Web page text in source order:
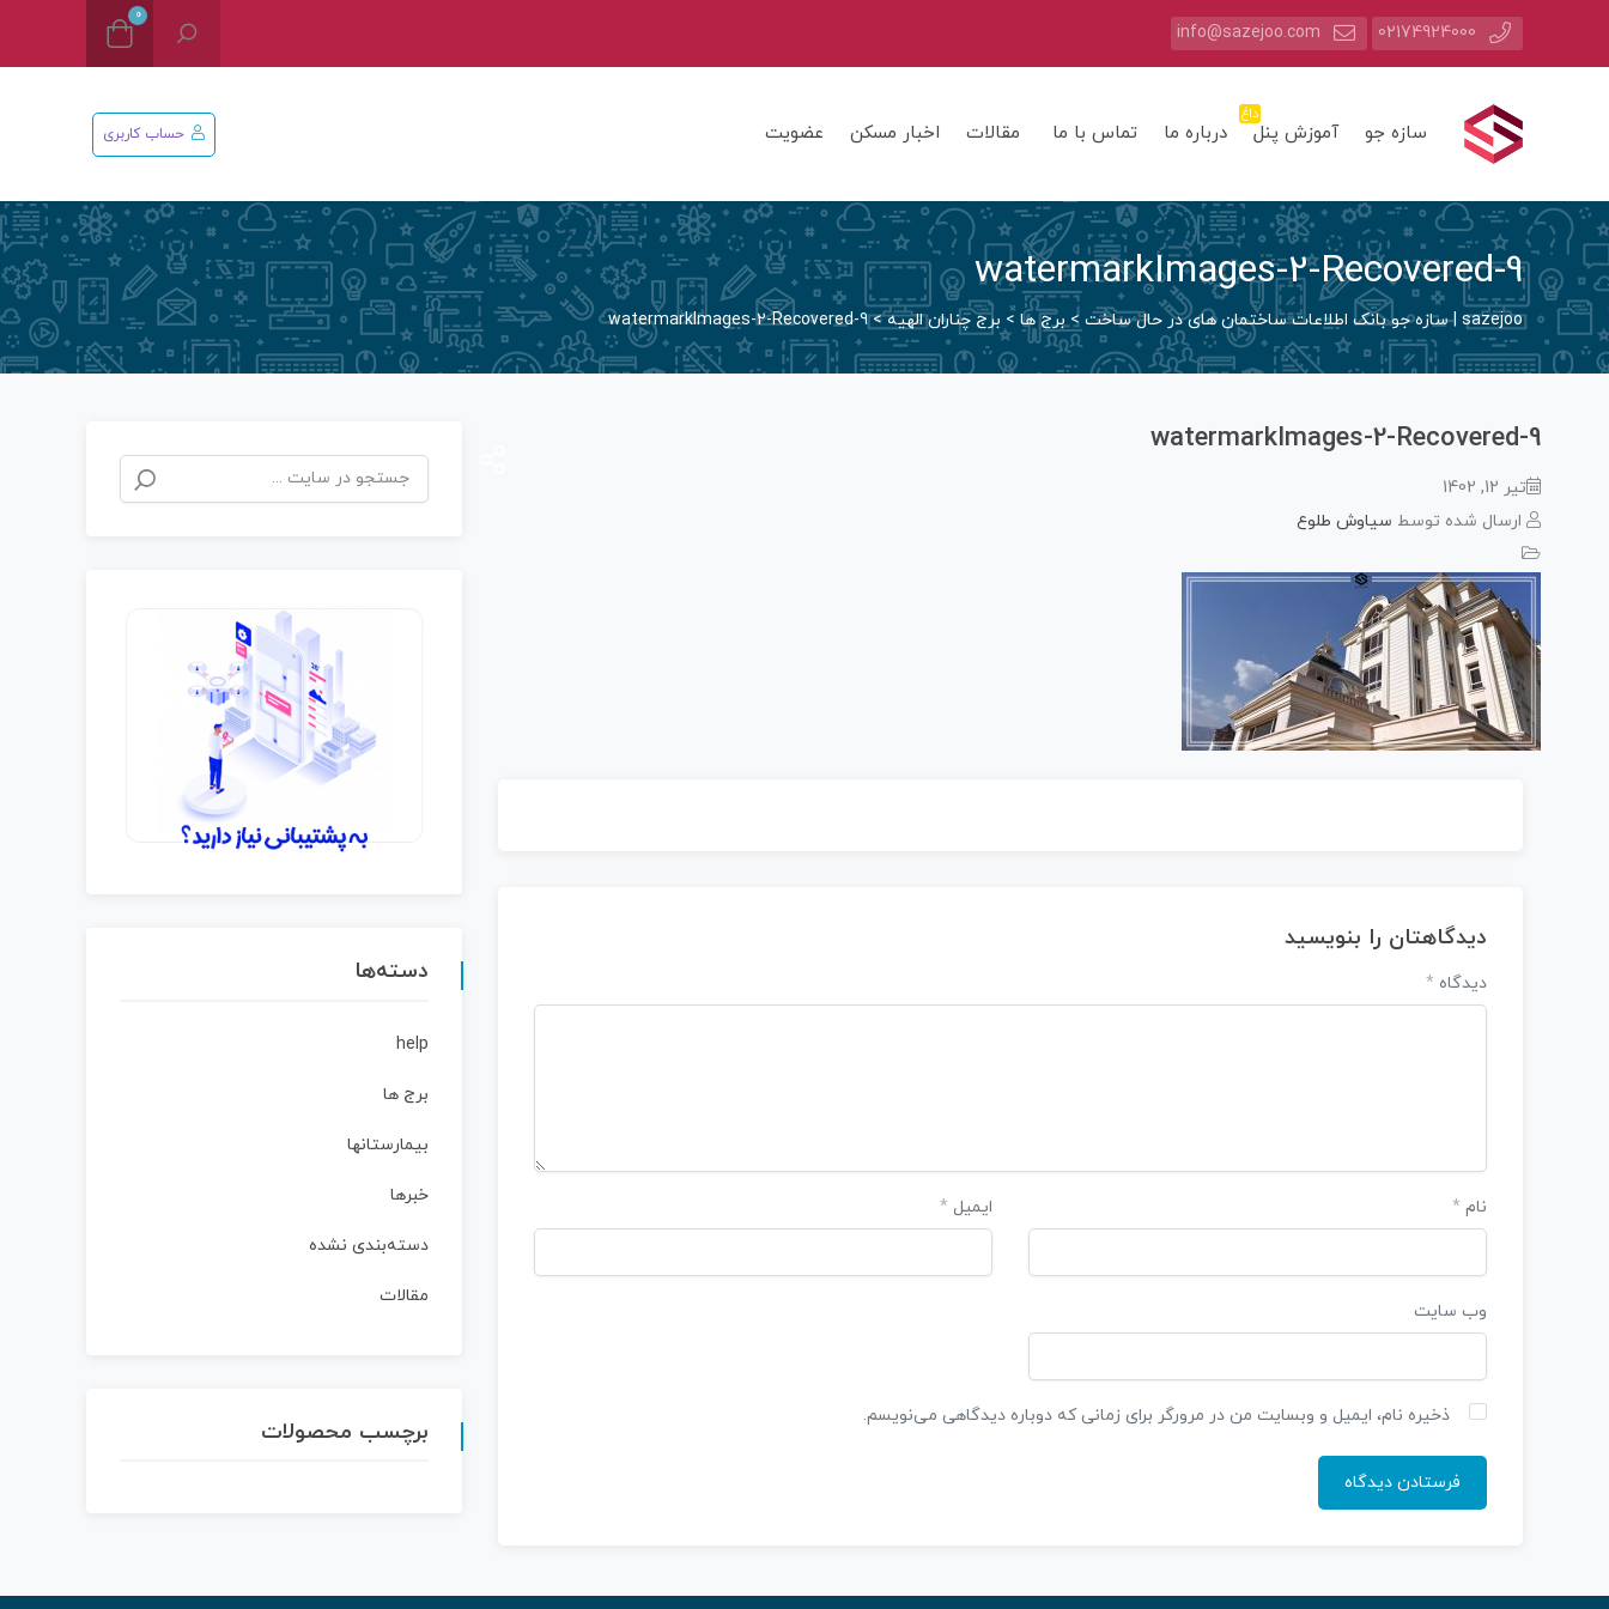
02174924000
info@sazejoo.com
0
سازه جو آموزش پنل
داغ
درباره ما تماس با ما مقالات اخبار مسکن عضویت حساب کاربری
watermarkImages-2-Recovered-9
sazejoo | سازه جو بانک اطلاعات ساختمان های در حال ساخت >برج ها > برج چناران الهیه>
watermarkImages-2-Recovered-9
watermarkImages-2-Recovered-9
تیر 12, 1402
ارسال شده توسط سیاوش طلوع
دیدگاهتان را بنویسید
دیدگاه *
نام * ایمیل *
وب‌ سایت
ذخیره نام، ایمیل و وبسایت من در مرورگر برای زمانی که دوباره دیدگاهی می‌نویسم.
دسته‌ها
help
برج ها
بیمارستانها
خبرها
دسته‌بندی نشده
مقالات
برچسب محصولات